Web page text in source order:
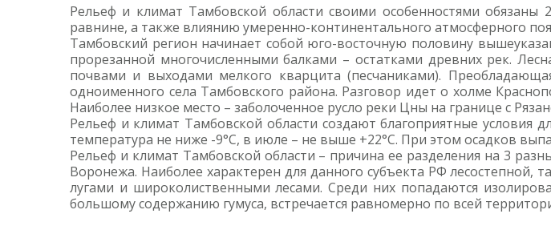
Рельеф и климат Тамбовской области своими особенностями
равнине, а также влиянию умеренно-континентального атмосферного
Тамбовский регион начинает собой юго-восточную половину
прорезанной многочисленными балками – остатками древних рек.
почвами и выходами мелкого кварцита (песчаниками).
одноименного села Тамбовского района. Разговор идет о холме
Наиболее низкое место – заболоченное русло реки Цны на границе с
Рельеф и климат Тамбовской области создают благоприятные условия
температура не ниже -9°С, в июле – не выше +22°С. При этом осадков
Рельеф и климат Тамбовской области – причина ее разделения на 3
Воронежа. Наиболее характерен для данного субъекта РФ
лугами и широколиственными лесами. Среди них попадаются
большому содержанию гумуса, встречается равномерно по всей